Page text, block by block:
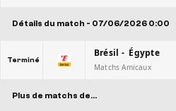
Détails du match - 07/06/2026 0:00
Terminé
Brésil - Égypte
Matchs Amicaux
Plus de matchs de...